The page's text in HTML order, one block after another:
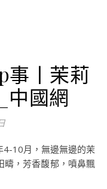
事丨茉莉
中國網
疇，芳香馥郁，噴鼻飄